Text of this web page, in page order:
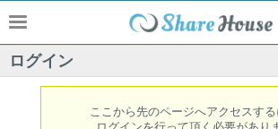
ログイン
ここから先のページへアクセスする